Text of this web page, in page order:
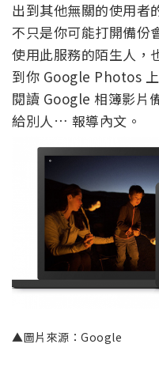
出到其他無關的使用者
不只是你可能打開備份
使用此服務的陌生人，
到你 Google Photos
閱讀 Google 相簿影片
給別人… 報導內文。
▲圖片來源：Google